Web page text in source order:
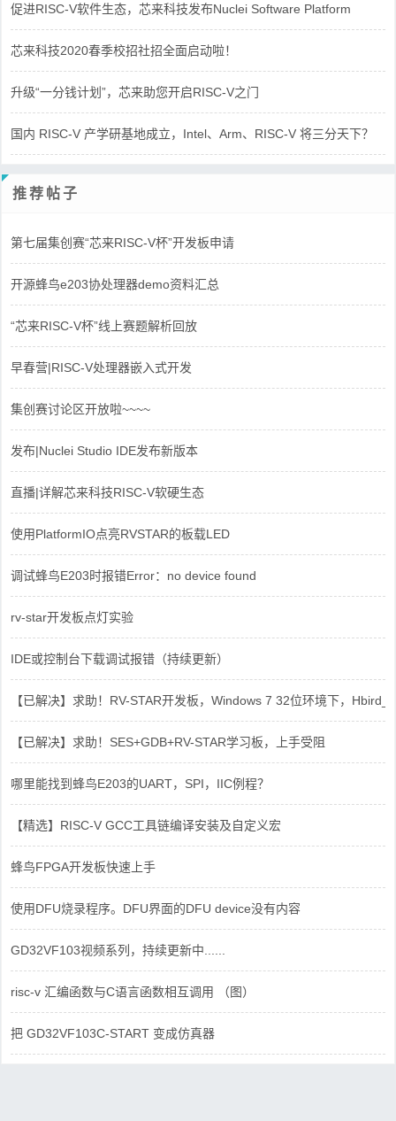
促进RISC-V软件生态，芯来科技发布Nuclei Software Platform
芯来科技2020春季校招社招全面启动啦！
升级“一分钱计划”，芯来助您开启RISC-V之门
国内 RISC-V 产学研基地成立，Intel、Arm、RISC-V 将三分天下？
推荐帖子
第七届集创赛“芯来RISC-V杯”开发板申请
开源蜂鸟e203协处理器demo资料汇总
“芯来RISC-V杯”线上赛题解析回放
早春营|RISC-V处理器嵌入式开发
集创赛讨论区开放啦~~~~
发布|Nuclei Studio IDE发布新版本
直播|详解芯来科技RISC-V软硬生态
使用PlatformIO点亮RVSTAR的板载LED
调试蜂鸟E203时报错Error：no device found
rv-star开发板点灯实验
IDE或控制台下载调试报错（持续更新）
【已解决】求助！RV-STAR开发板，Windows 7 32位环境下，
【已解决】求助！SES+GDB+RV-STAR学习板，上手受阻
哪里能找到蜂鸟E203的UART，SPI，IIC例程？
【精选】RISC-V GCC工具链编译安装及自定义宏
蜂鸟FPGA开发板快速上手
使用DFU烧录程序。DFU界面的DFU device没有内容
GD32VF103视频系列，持续更新中......
risc-v 汇编函数与C语言函数相互调用 （图）
把 GD32VF103C-START 变成仿真器